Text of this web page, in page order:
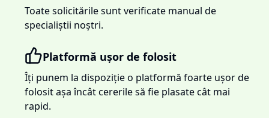
Toate solicitările sunt verificate manual de
specialiștii noștri.
Platformă ușor de folosit
Îți punem la dispoziție o platformă foarte ușor de
folosit așa încât cererile să fie plasate cât mai
rapid.